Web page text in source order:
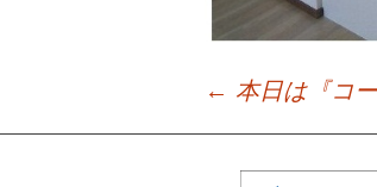
Post
← 本日は『コ